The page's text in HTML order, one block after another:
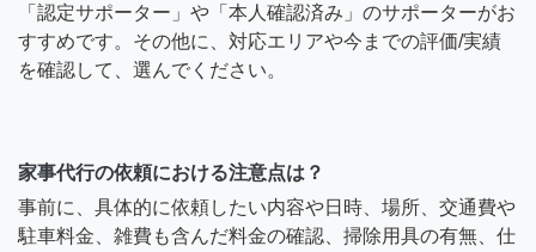
「認定サポーター」や「本人確認済み」のサポーターがお
すすめです。その他に、対応エリアや今までの評価/実績
を確認して、選んでください。
家事代行の依頼における注意点は？
事前に、具体的に依頼したい内容や日時、場所、交通費や
駐車料金、雑費も含んだ料金の確認、掃除用具の有無、仕